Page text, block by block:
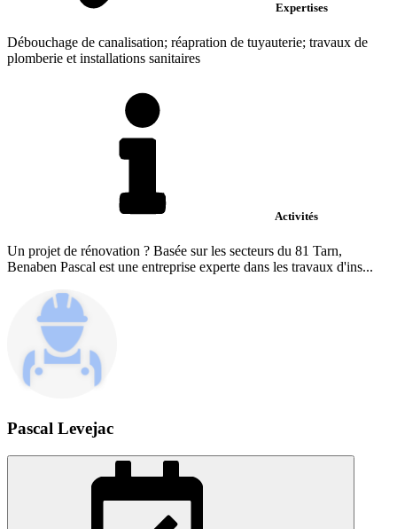
Expertises
Débouchage de canalisation; réapration de tuyauterie; travaux de
plomberie et installations sanitaires
Activités
Un projet de rénovation ? Basée sur les secteurs du 81 Tarn,
Benaben Pascal est une entreprise experte dans les travaux d'ins...
Pascal Levejac